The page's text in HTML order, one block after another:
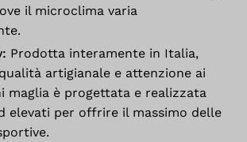
il microclima varia
Prodotta interamente in Italia,
artigianale e attenzione ai
maglia è progettata e realizzata
elevati per offrire il massimo delle